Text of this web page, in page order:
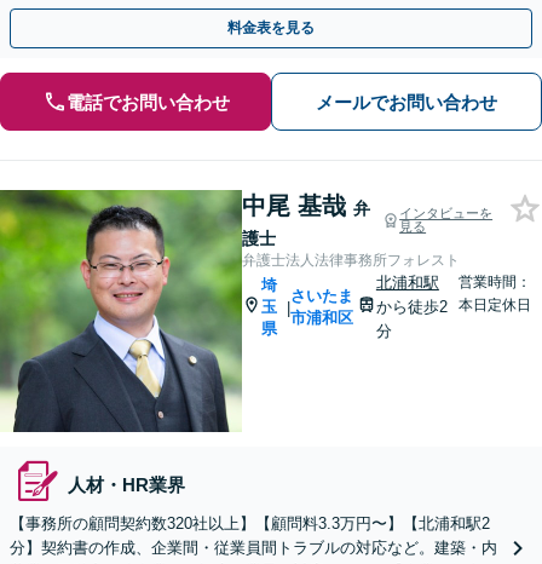
ど、事業を守るためにもぜひご相談ください。
料金表を見る
電話でお問い合わせ メールでお問い合わせ
中尾 基哉 弁
護士
インタビューを
見る
弁護士法人法律事務所フォレスト
埼
玉
県
|
さいたま
市浦和区
北浦和駅
から徒歩2
分
営業時間：
本日定休日
人材・HR業界
【事務所の顧問契約数320社以上】【顧問料3.3万円〜】【北浦和駅2
分】契約書の作成、企業間・従業員間トラブルの対応など。建築・内